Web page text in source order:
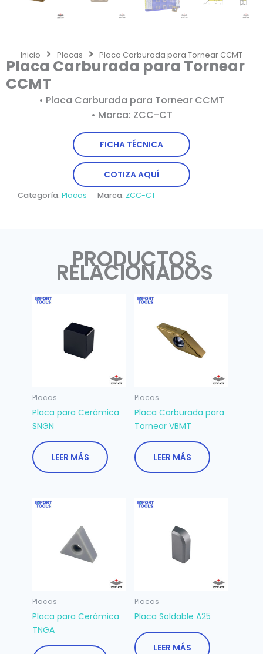
Inicio Placas Placa Carburada para Tornear CCMT
Placa Carburada para Tornear
CCMT
• Placa Carburada para Tornear CCMT
• Marca: ZCC-CT
FICHA TÉCNICA
COTIZA AQUÍ
Categoría: Placas Marca: ZCC-CT
PRODUCTOS
RELACIONADOS
Placas
Placa para Cerámica
SNGN
LEER MÁS
Placas
Placa Carburada para
Tornear VBMT
LEER MÁS
Placas
Placa para Cerámica
TNGA
Placas
Placa Soldable A25
LEER MÁS